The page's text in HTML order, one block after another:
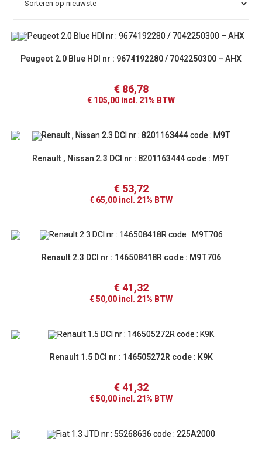
Peugeot 2.0 Blue HDI nr : 9674192280 / 7042250300 – AHX
€86,78
€ 105,00 incl. 21% BTW
Renault , Nissan 2.3 DCI nr : 8201163444 code : M9T
€53,72
€ 65,00 incl. 21% BTW
Renault 2.3 DCI nr : 146508418R code : M9T706
€41,32
€50,00 incl. 21% BTW
Renault 1.5 DCI nr : 146505272R code : K9K
€41,32
€50,00 incl. 21% BTW